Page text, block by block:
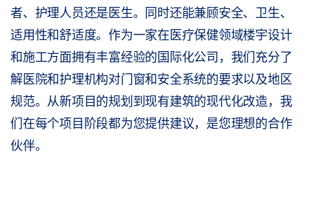
者、护理人员还是医生。同时还能兼顾安全、卫生、
适用性和舒适度。作为一家在医疗保健领域楼宇设计
和施工方面拥有丰富经验的国际化公司，我们充分了
解医院和护理机构对门窗和安全系统的要求以及地区
规范。从新项目的规划到现有建筑的现代化改造，我
们在每个项目阶段都为您提供建议，是您理想的合作
伙伴。